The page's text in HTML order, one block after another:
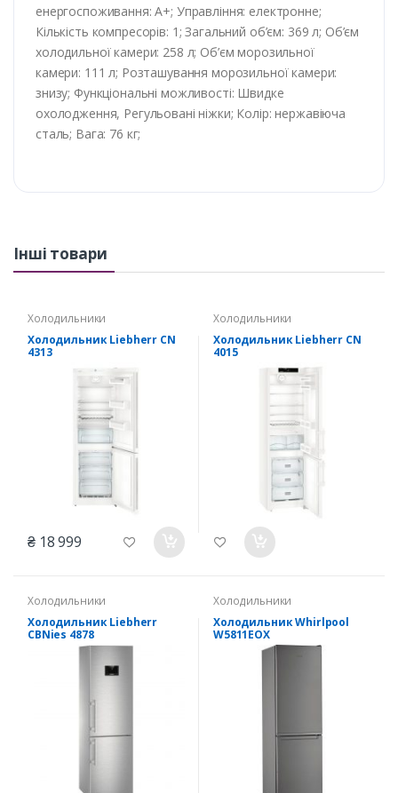
енергоспоживання: A+; Управління: електронне;
Кількість компресорів: 1; Загальний об’єм: 369 л; Об’єм
холодильної камери: 258 л; Об’єм морозильної
камери: 111 л; Розташування морозильної камери:
знизу; Функціональні можливості: Швидке
охолодження, Регульовані ніжки; Колір: нержавіюча
сталь; Вага: 76 кг;
Інші товари
Холодильники
Холодильник Liebherr CN
4313
₴ 18 999
Холодильники
Холодильник Liebherr CN
4015
Холодильники
Холодильник Liebherr
CBNies 4878
Холодильники
Холодильник Whirlpool
W5811EOX